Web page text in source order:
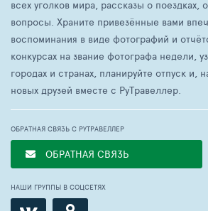
всех уголков мира, рассказы о поездках,
вопросы. Храните привезённые вами
воспоминания в виде фотографий и
конкурсах на звание фотографа недели,
городах и странах, планируйте отпуск и,
новых друзей вместе с РуТравеллер.
ОБРАТНАЯ СВЯЗЬ С РУТРАВЕЛЛЕР
ОБРАТНАЯ СВЯЗЬ
НАШИ ГРУППЫ В СОЦСЕТЯХ